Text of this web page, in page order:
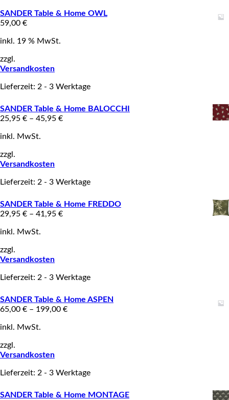
SANDER Table & Home OWL
59,00 €
inkl. 19 % MwSt.
zzgl.
Versandkosten
Lieferzeit: 2 - 3 Werktage
SANDER Table & Home BALOCCHI
25,95 € – 45,95 €
inkl. MwSt.
zzgl.
Versandkosten
Lieferzeit: 2 - 3 Werktage
SANDER Table & Home FREDDO
29,95 € – 41,95 €
inkl. MwSt.
zzgl.
Versandkosten
Lieferzeit: 2 - 3 Werktage
SANDER Table & Home ASPEN
65,00 € – 199,00 €
inkl. MwSt.
zzgl.
Versandkosten
Lieferzeit: 2 - 3 Werktage
SANDER Table & Home MONTAGE